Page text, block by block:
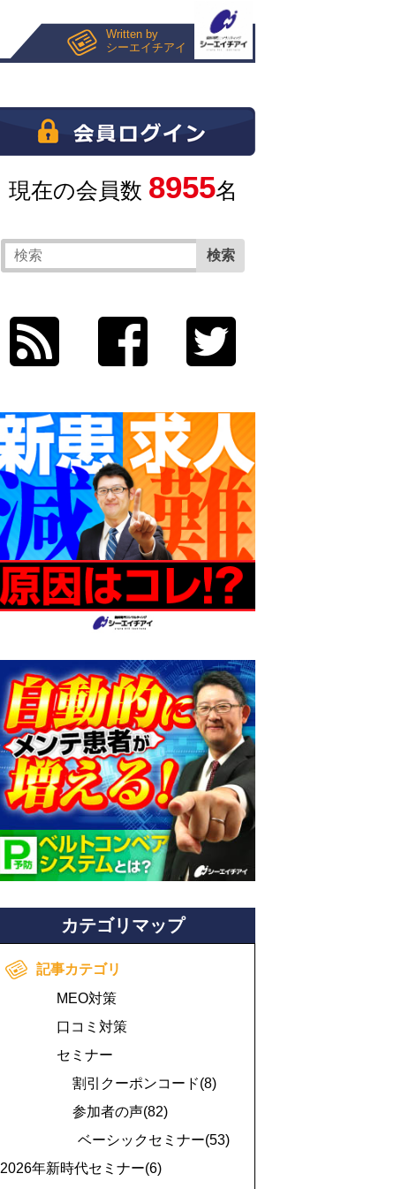
Written by
シーエイチアイ
現在の会員数 8955名
カテゴリマップ
記事カテゴリ
MEO対策
口コミ対策
セミナー
割引クーポンコード(8)
参加者の声(82)
ベーシックセミナー(53)
2026年新時代セミナー(6)